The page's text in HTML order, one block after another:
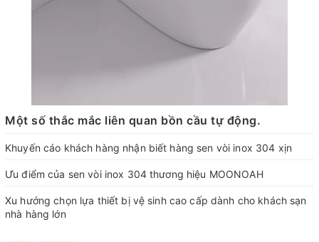
Một số thắc mắc liên quan bồn cầu tự động.
Khuyến cáo khách hàng nhận biết hàng sen vòi inox 304 xịn
Ưu điểm của sen vòi inox 304 thương hiệu MOONOAH
Xu hướng chọn lựa thiết bị vệ sinh cao cấp dành cho khách sạn
nhà hàng lớn